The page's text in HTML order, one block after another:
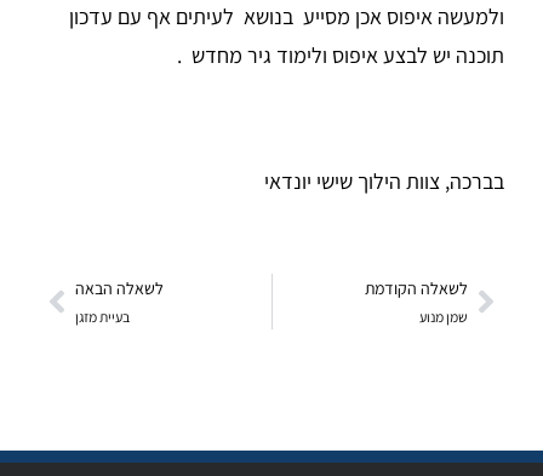
ולמעשה איפוס אכן מסייע בנושא לעיתים אף עם עדכון
תוכנה יש לבצע איפוס ולימוד גיר מחדש .
בברכה, צוות הילוך שישי יונדאי
לשאלה הקודמת
שמן מנוע
לשאלה הבאה
בעיית מזגן